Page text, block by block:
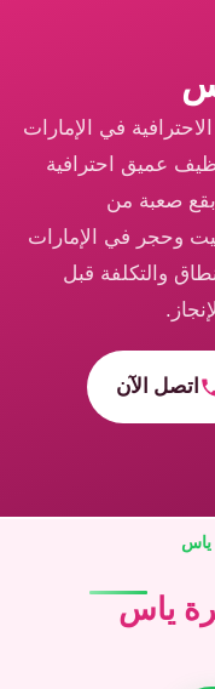
في الإمارات
عميق احترافية
بقع صعبة من
وحجر في الإمارات
والتكلفة قبل
اتصل الآن
ياس
ياس